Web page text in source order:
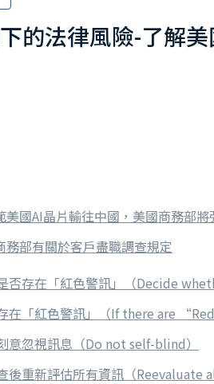
的法律風險-了解
美國AI晶片輸往中國，美國商務部
務部有關於客戶盡職調查規定
否存在「紅色警訊」（Decide
在「紅色警訊」（If there are
意忽視訊息（Do not self-blind）
後重新評估所有資訊（